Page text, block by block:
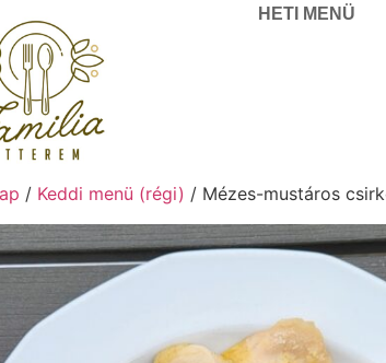
HETI MENÜ
/ Keddi menü (régi) / Mézes-mustáros